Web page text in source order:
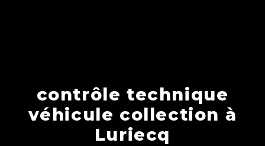
contrôle technique
véhicule collection à
Luriecq